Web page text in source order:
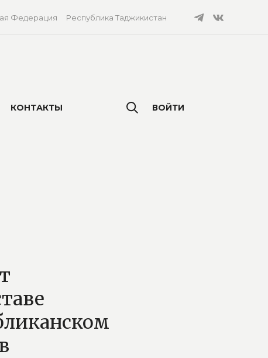
Федерация Республика Таджикистан
КОНТАКТЫ ВОЙТИ